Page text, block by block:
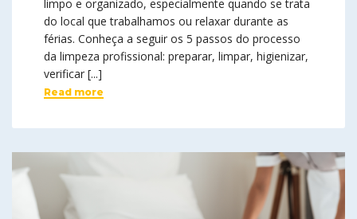
limpo e organizado, especialmente quando se trata
do local que trabalhamos ou relaxar durante as
férias. Conheça a seguir os 5 passos do processo
da limpeza profissional: preparar, limpar, higienizar,
verificar [...]
Read more